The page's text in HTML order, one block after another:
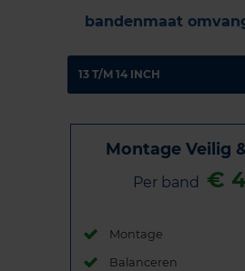
bandenmaat
Montage Veilig
Per band €
Montage
Balanceren